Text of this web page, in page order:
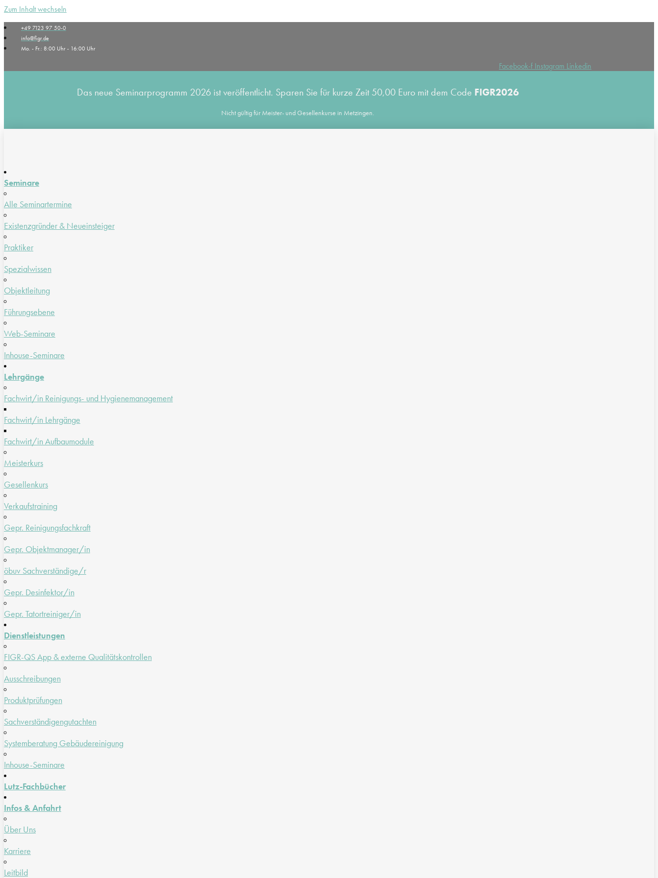
Zum Inhalt wechseln
+49 7123 97 50-0
info@figr.de
Mo. - Fr.: 8:00 Uhr - 16:00 Uhr
Facebook-f Instagram Linkedin
Das neue Seminarprogramm 2026 ist veröffentlicht. Sparen Sie für kurze Zeit 50,00 Euro mit dem Code FIGR2026
Nicht gültig für Meister- und Gesellenkurse in Metzingen.
Seminare
Alle Seminartermine
Existenzgründer & Neueinsteiger
Praktiker
Spezialwissen
Objektleitung
Führungsebene
Web-Seminare
Inhouse-Seminare
Lehrgänge
Fachwirt/in Reinigungs- und Hygienemanagement
Fachwirt/in Lehrgänge
Fachwirt/in Aufbaumodule
Meisterkurs
Gesellenkurs
Verkaufstraining
Gepr. Reinigungsfachkraft
Gepr. Objektmanager/in
öbuv Sachverständige/r
Gepr. Desinfektor/in
Gepr. Tatortreiniger/in
Dienstleistungen
FIGR-QS App & externe Qualitätskontrollen
Ausschreibungen
Produktprüfungen
Sachverständigengutachten
Systemberatung Gebäudereinigung
Inhouse-Seminare
Lutz-Fachbücher
Infos & Anfahrt
Über Uns
Karriere
Leitbild